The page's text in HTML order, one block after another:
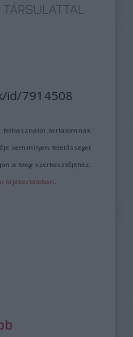
id/7914508
felhasználói tartalomnak
semmilyen felelősséget
a blog szerkesztőjéhez.
tájékoztatóban